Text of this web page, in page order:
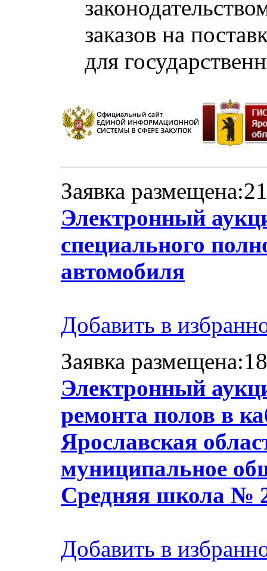
заказов на
для
Заявка
Электронный
специального
автомобиля
Добавить в
Заявка
Электронный
ремонта полов в
Ярославская
муниципальное
Средняя школа №
Добавить в